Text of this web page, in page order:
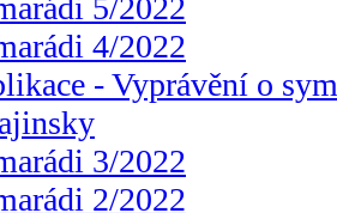
5/2022
4/2022
- Vyprávění o
3/2022
2/2022